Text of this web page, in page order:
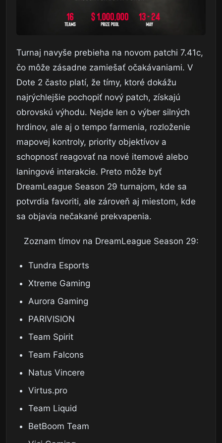
Turnaj navyše prebieha na novom patchi 7.41c,
čo môže zásadne zamiešať očakávaniami. V
Dote 2 často platí, že tímy, ktoré dokážu
najrýchlejšie pochopiť nový patch, získajú
obrovskú výhodu. Nejde len o výber silných
hrdinov, ale aj o tempo farmenia, rozloženie
mapovej kontroly, priority objektívov a
schopnosť reagovať na nové itemové alebo
laningové interakcie. Preto môže byť
DreamLeague Season 29 turnajom, kde sa
potvrdia favoriti, ale zároveň aj miestom, kde
sa objavia nečakané prekvapenia.
Zoznam tímov na DreamLeague Season 29:
Tundra Esports
Xtreme Gaming
Aurora Gaming
PARIVISION
Team Spirit
Team Falcons
Natus Vincere
Virtus.pro
Team Liquid
BetBoom Team